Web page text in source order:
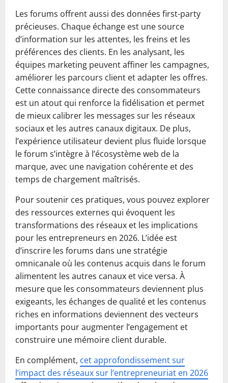
Les forums offrent aussi des données first-party
précieuses. Chaque échange est une source
d’information sur les attentes, les freins et les
préférences des clients. En les analysant, les
équipes marketing peuvent affiner les campagnes,
améliorer les parcours client et adapter les offres.
Cette connaissance directe des consommateurs
est un atout qui renforce la fidélisation et permet
de mieux calibrer les messages sur les réseaux
sociaux et les autres canaux digitaux. De plus,
l’expérience utilisateur devient plus fluide lorsque
le forum s’intègre à l’écosystème web de la
marque, avec une navigation cohérente et des
temps de chargement maîtrisés.
Pour soutenir ces pratiques, vous pouvez explorer
des ressources externes qui évoquent les
transformations des réseaux et les implications
pour les entrepreneurs en 2026. L’idée est
d’inscrire les forums dans une stratégie
omnicanale où les contenus acquis dans le forum
alimentent les autres canaux et vice versa. À
mesure que les consommateurs deviennent plus
exigeants, les échanges de qualité et les contenus
riches en informations deviennent des vecteurs
importants pour augmenter l’engagement et
construire une mémoire client durable.
En complément, cet approfondissement sur
l’impact des réseaux sur l’entrepreneuriat en 2026